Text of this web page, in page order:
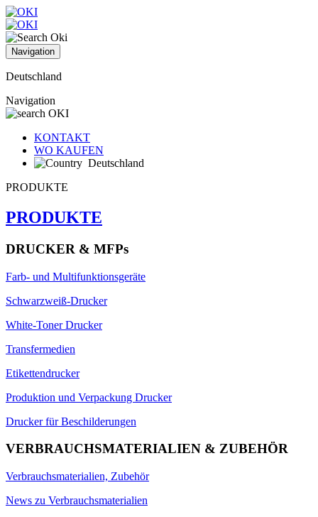
Navigation
Deutschland
Navigation
KONTAKT
WO KAUFEN
Deutschland
PRODUKTE
PRODUKTE
DRUCKER & MFPs
Farb- und Multifunktionsgeräte
Schwarzweiß-Drucker
White-Toner Drucker
Transfermedien
Etikettendrucker
Produktion und Verpackung Drucker
Drucker für Beschilderungen
VERBRAUCHSMATERIALIEN & ZUBEHÖR
Verbrauchsmaterialien, Zubehör
News zu Verbrauchsmaterialien